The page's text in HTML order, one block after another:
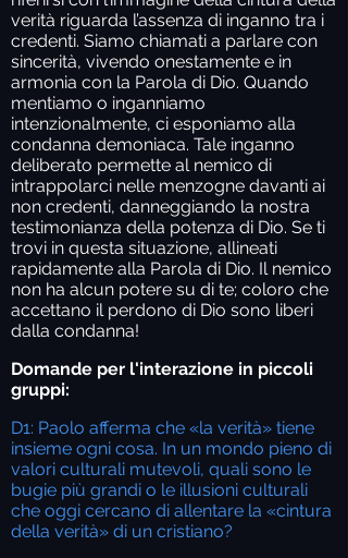
verità riguarda l’assenza di inganno tra i
credenti. Siamo chiamati a parlare con
sincerità, vivendo onestamente e in
armonia con la Parola di Dio. Quando
mentiamo o inganniamo
intenzionalmente, ci esponiamo alla
condanna demoniaca. Tale inganno
deliberato permette al nemico di
intrappolarci nelle menzogne davanti ai
non credenti, danneggiando la nostra
testimonianza della potenza di Dio. Se ti
trovi in questa situazione, allineati
rapidamente alla Parola di Dio. Il nemico
non ha alcun potere su di te; coloro che
accettano il perdono di Dio sono liberi
dalla condanna!
Domande per l'interazione in piccoli
gruppi:
D1: Paolo afferma che «la verità» tiene
insieme ogni cosa. In un mondo pieno di
valori culturali mutevoli, quali sono le
bugie più grandi o le illusioni culturali
che oggi cercano di allentare la «cintura
della verità» di un cristiano?